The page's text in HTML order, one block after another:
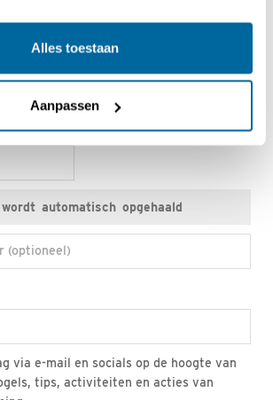
Alles toestaan
Aanpassen
(optioneel)
via e-mail en socials op de hoogte van
tips, activiteiten en acties van